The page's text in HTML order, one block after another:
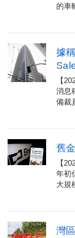
的車
據
【
消息
備裁
舊
【
年初
大規
灣